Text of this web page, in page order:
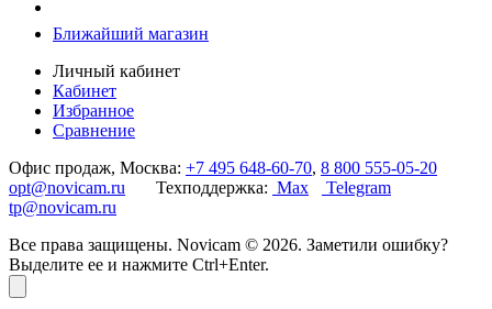
Ближайший магазин
Личный кабинет
Кабинет
Избранное
Сравнение
Офис продаж, Москва: +7 495 648-60-70, 8 800 555-05-20
opt@novicam.ru Техподдержка: Max
Telegram
tp@novicam.ru
Все права защищены. Novicam © 2026. Заметили ошибку?
Выделите ее и нажмите Ctrl+Enter.